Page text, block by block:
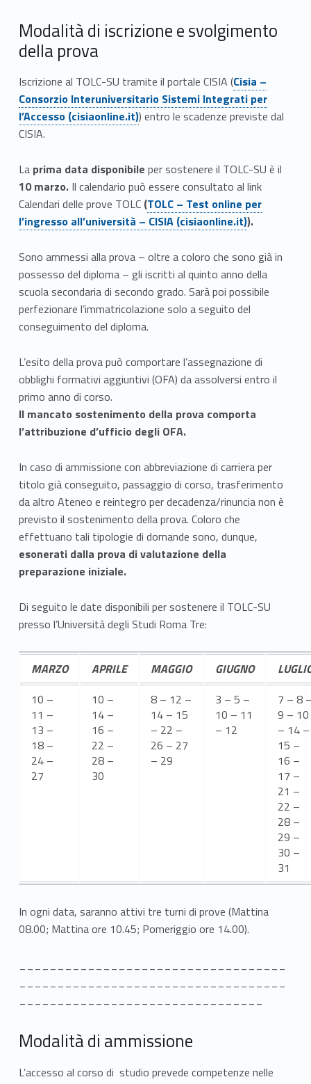
e
s
s
o
/
C
o
n
o
s
c
n
z
e
r
i
c
h
i
e
s
t
e
m
i
t
à
i
a
m
m
Modalità di iscrizione e svolgimento
della prova
Iscrizione al TOLC-SU tramite il portale CISIA (Link identifier #identifier__51609-1
Cisia –
Consorzio Interuniversitario Sistemi Integrati per
l’Accesso (cisiaonline.it)) entro le scadenze previste dal
CISIA.
La prima data disponibile per sostenere il TOLC-SU è il
10 marzo. Il calendario può essere consultato al link
Calendari delle prove TOLC (Link identifier #identifier__22951-1
TOLC – Test online per
l’ingresso all’università – CISIA (cisiaonline.it)).
Sono ammessi alla prova – oltre a coloro che sono già in
possesso del diploma – gli iscritti al quinto anno della
scuola secondaria di secondo grado. Sarà poi possibile
perfezionare l’immatricolazione solo a seguito del
conseguimento del diploma.
L’esito della prova può comportare l’assegnazione di
obblighi formativi aggiuntivi (OFA) da assolversi entro il
primo anno di corso.
Il mancato sostenimento della prova comporta
l’attribuzione d’ufficio degli OFA.
In caso di ammissione con abbreviazione di carriera per
titolo già conseguito, passaggio di corso, trasferimento
da altro Ateneo e reintegro per decadenza/rinuncia non è
previsto il sostenimento della prova. Coloro che
effettuano tali tipologie di domande sono, dunque,
esonerati dalla prova di valutazione della
preparazione iniziale.
Di seguito le date disponibili per sostenere il TOLC-SU
presso l’Università degli Studi Roma Tre:
MARZO APRILE MAGGIO GIUGNO
10 –
11 –
13 –
18 –
24 –
27
10 –
14 –
16 –
22 –
28 –
30
8 – 12 –
14 – 15
– 22 –
26 – 27
– 29
3 – 5 –
10 – 11
– 12
7 – 8
9 – 10
– 14 –
15 –
16 –
17 –
21 –
22 –
28 –
29 –
30 –
31
In ogni data, saranno attivi tre turni di prove (Mattina
08.00; Mattina ore 10.45; Pomeriggio ore 14.00).
Modalità di ammissione
L’accesso al corso di studio prevede competenze nelle